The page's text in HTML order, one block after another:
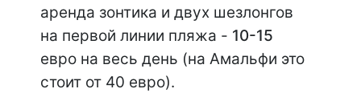
аренда зонтика и двух шезлонгов
на первой линии пляжа - 10-15
евро на весь день (на Амальфи это
стоит от 40 евро).